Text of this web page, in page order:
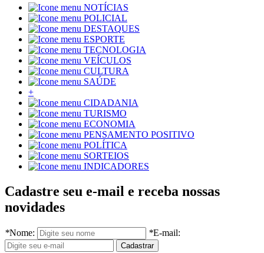
NOTÍCIAS
POLICIAL
DESTAQUES
ESPORTE
TECNOLOGIA
VEÍCULOS
CULTURA
SAÚDE
+
CIDADANIA
TURISMO
ECONOMIA
PENSAMENTO POSITIVO
POLÍTICA
SORTEIOS
INDICADORES
Cadastre seu e-mail e receba nossas
novidades
*Nome: *E-mail: